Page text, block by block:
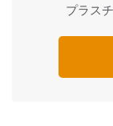
プラス